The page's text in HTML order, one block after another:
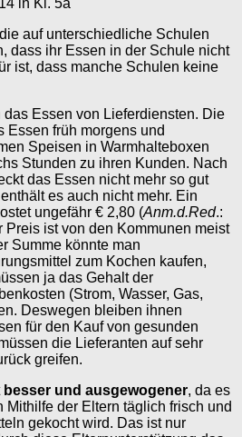
in Kl. 5a
auf unterschiedliche Schulen
dass ihr Essen in der Schule nicht
ist, dass manche Schulen keine
Essen von Lieferdiensten. Die
Essen früh morgens und
Speisen in Warmhalteboxen
Stunden zu ihren Kunden. Nach
das Essen nicht mehr so gut
es auch nicht mehr. Ein
ungefähr € 2,80 (Anm.d.Red.:
Preis ist von den Kommunen meist
Summe könnte man
zum Kochen kaufen,
ja das Gehalt der
(Strom, Wasser, Gas,
Deswegen bleiben ihnen
für den Kauf von gesunden
die Lieferanten auf sehr
greifen.
besser und ausgewogener, da es
Mithilfe der Eltern täglich frisch und
gekocht wird. Das ist nur